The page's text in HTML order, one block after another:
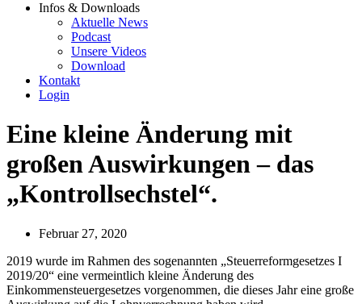
Infos & Downloads
Aktuelle News
Podcast
Unsere Videos
Download
Kontakt
Login
Eine kleine Änderung mit
großen Auswirkungen – das
„Kontrollsechstel“.
Februar 27, 2020
2019 wurde im Rahmen des sogenannten „Steuerreformgesetzes I
2019/20“ eine vermeintlich kleine Änderung des
Einkommensteuergesetzes vorgenommen, die dieses Jahr eine große